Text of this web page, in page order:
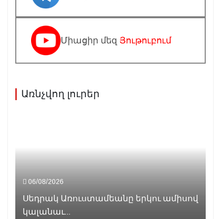
Միացիր մեզ Յութուբում
Առնչվող լուրեր
06/08/2026
Սեդրակ Առուստամեանը երկու ամիսով
կալանաւ...